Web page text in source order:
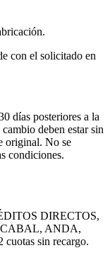
con el solicitado en
días posteriores a la
deben estar sin
original. No se
condiciones.
DIRECTOS,
ANDA,
sin recargo.